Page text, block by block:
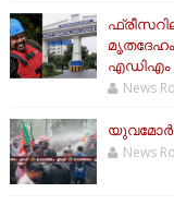
എഡിഎം
News
News